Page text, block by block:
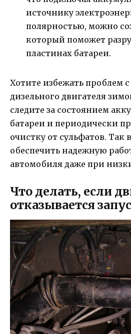
источнику
полярностью, можно
который поможет
пластинах батареи.
Хотите избежать проблем с
дизельного двигателя
следите за состоянием
батареи и периодически
очистку от сульфатов. Так
обеспечить надежную
автомобиля даже при
Что делать, если
отказывается